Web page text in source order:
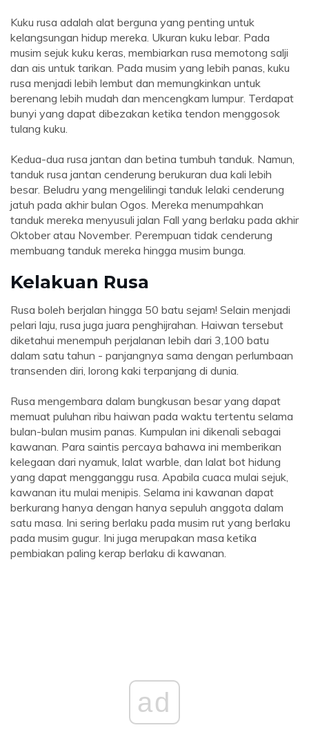
Kuku rusa adalah alat berguna yang penting untuk
kelangsungan hidup mereka. Ukuran kuku lebar. Pada
musim sejuk kuku keras, membiarkan rusa memotong salji
dan ais untuk tarikan. Pada musim yang lebih panas, kuku
rusa menjadi lebih lembut dan memungkinkan untuk
berenang lebih mudah dan mencengkam lumpur. Terdapat
bunyi yang dapat dibezakan ketika tendon menggosok
tulang kuku.
Kedua-dua rusa jantan dan betina tumbuh tanduk. Namun,
tanduk rusa jantan cenderung berukuran dua kali lebih
besar. Beludru yang mengelilingi tanduk lelaki cenderung
jatuh pada akhir bulan Ogos. Mereka menumpahkan
tanduk mereka menyusuli jalan Fall yang berlaku pada akhir
Oktober atau November. Perempuan tidak cenderung
membuang tanduk mereka hingga musim bunga.
Kelakuan Rusa
Rusa boleh berjalan hingga 50 batu sejam! Selain menjadi
pelari laju, rusa juga juara penghijrahan. Haiwan tersebut
diketahui menempuh perjalanan lebih dari 3,100 batu
dalam satu tahun - panjangnya sama dengan perlumbaan
transenden diri, lorong kaki terpanjang di dunia.
Rusa mengembara dalam bungkusan besar yang dapat
memuat puluhan ribu haiwan pada waktu tertentu selama
bulan-bulan musim panas. Kumpulan ini dikenali sebagai
kawanan. Para saintis percaya bahawa ini memberikan
kelegaan dari nyamuk, lalat warble, dan lalat bot hidung
yang dapat mengganggu rusa. Apabila cuaca mulai sejuk,
kawanan itu mulai menipis. Selama ini kawanan dapat
berkurang hanya dengan hanya sepuluh anggota dalam
satu masa. Ini sering berlaku pada musim rut yang berlaku
pada musim gugur. Ini juga merupakan masa ketika
pembiakan paling kerap berlaku di kawanan.
ad